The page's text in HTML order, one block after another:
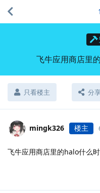
飞牛应用商店里
只看楼主 分
1
mingk326 楼主
飞牛应用商店里的halo什么